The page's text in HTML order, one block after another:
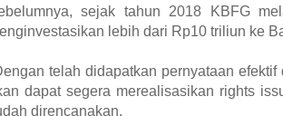
sejak tahun 2018 KBFG
lebih dari Rp10 triliun ke
telah didapatkan pernyataan
dapat segera merealisasikan rights
direncanakan.